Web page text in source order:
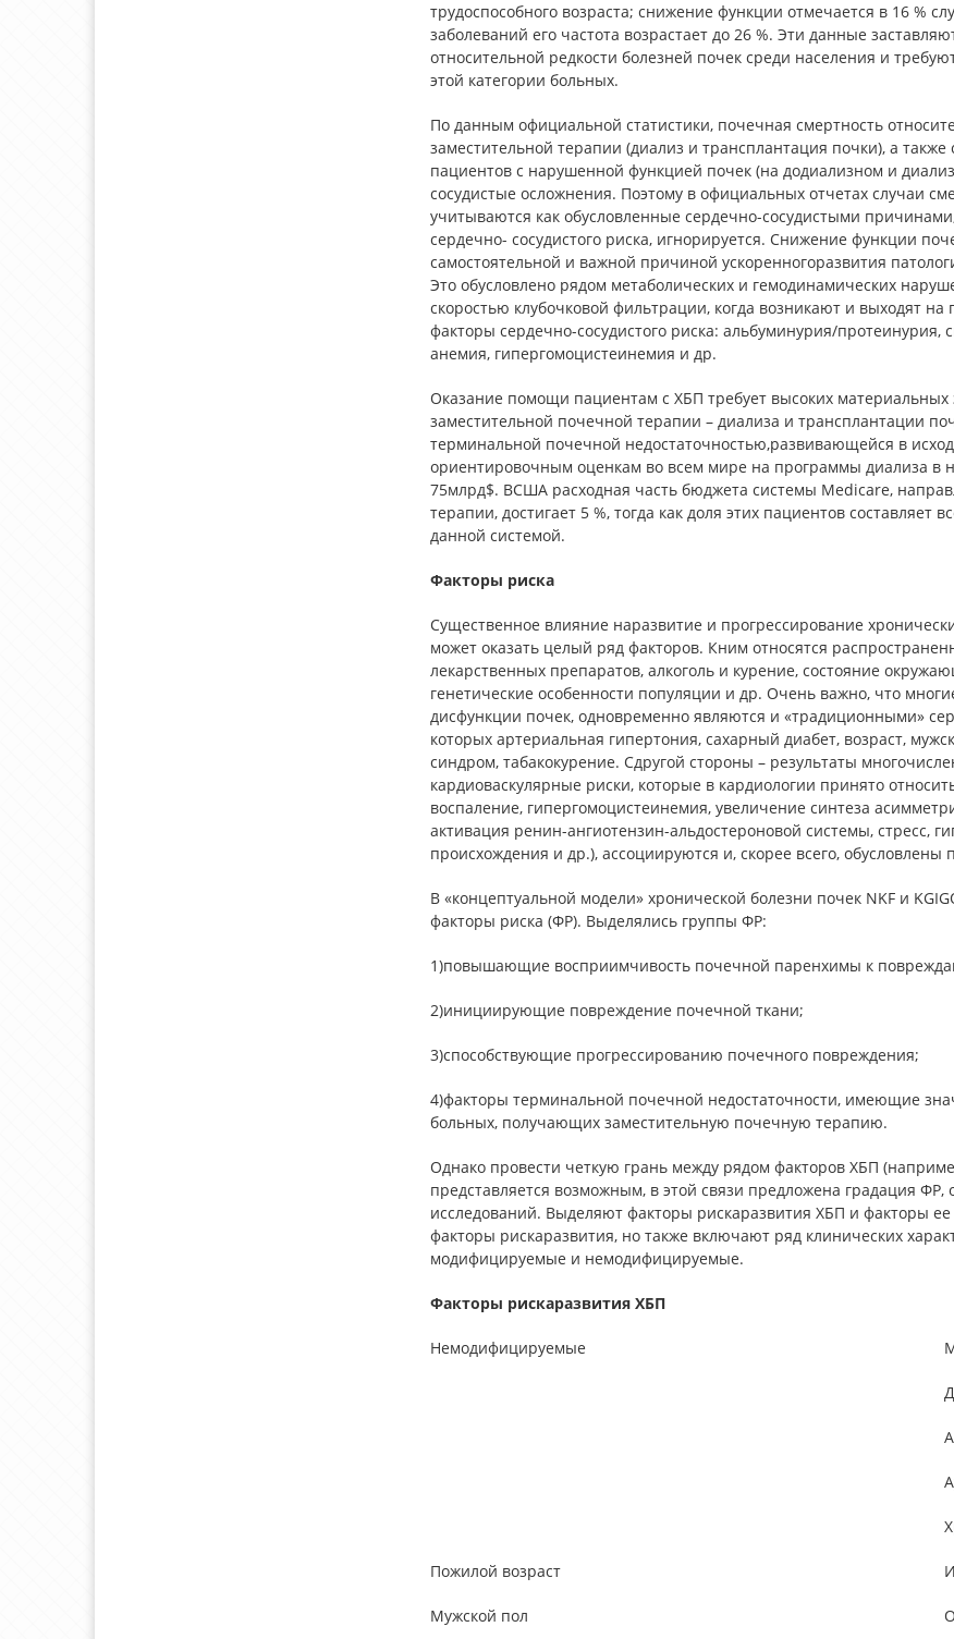
трудоспособного возраста; снижение функции отмечается в 16 %
заболеваний его частота возрастает до 26 %. Эти данные
относительной редкости болезней почек среди населения и
этой категории больных.
По данным официальной статистики, почечная смертность
заместительной терапии (диализ и трансплантация почки), а
пациентов с нарушенной функцией почек (на додиализном и
сосудистые осложнения. Поэтому в официальных отчетах случаи
учитываются как обусловленные сердечно-сосудистыми
сердечно- сосудистого риска, игнорируется. Снижение функции
самостоятельной и важной причиной ускоренногоразвития
Это обусловлено рядом метаболических и гемодинамических
скоростью клубочковой фильтрации, когда возникают и выходят
факторы сердечно-сосудистого риска: альбуминурия/протеинурия,
анемия, гипергомоцистеинемия и др.
Оказание помощи пациентам с ХБП требует высоких материальных
заместительной почечной терапии – диализа и трансплантации
терминальной почечной недостаточностью,развивающейся в
ориентировочным оценкам во всем мире на программы диализа в
75млрд$. ВСША расходная часть бюджета системы Medicare,
терапии, достигает 5 %, тогда как доля этих пациентов составляет
данной системой.
Факторы риска
Существенное влияние наразвитие и прогрессирование
может оказать целый ряд факторов. Кним относятся
лекарственных препаратов, алкоголь и курение, состояние
генетические особенности популяции и др. Очень важно, что
дисфункции почек, одновременно являются и «традиционными»
которых артериальная гипертония, сахарный диабет, возраст,
синдром, табакокурение. Сдругой стороны – результаты
кардиоваскулярные риски, которые в кардиологии принято
воспаление, гипергомоцистеинемия, увеличение синтеза
активация ренин-ангиотензин-альдостероновой системы, стресс,
происхождения и др.), ассоциируются и, скорее всего,
В «концептуальной модели» хронической болезни почек NKF и
факторы риска (ФР). Выделялись группы ФР:
1)повышающие восприимчивость почечной паренхимы к
2)инициирующие повреждение почечной ткани;
3)способствующие прогрессированию почечного повреждения;
4)факторы терминальной почечной недостаточности, имеющие
больных, получающих заместительную почечную терапию.
Однако провести четкую грань между рядом факторов ХБП
представляется возможным, в этой связи предложена градация
исследований. Выделяют факторы рискаразвития ХБП и факторы
факторы рискаразвития, но также включают ряд клинических
модифицируемые и немодифицируемые.
Факторы рискаразвития ХБП
Немодифицируемые
Пожилой возраст
Мужской пол